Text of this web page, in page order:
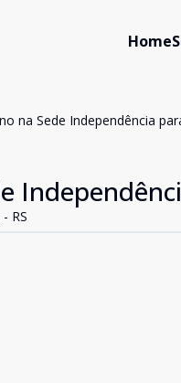
Home
na Sede Independência
RS